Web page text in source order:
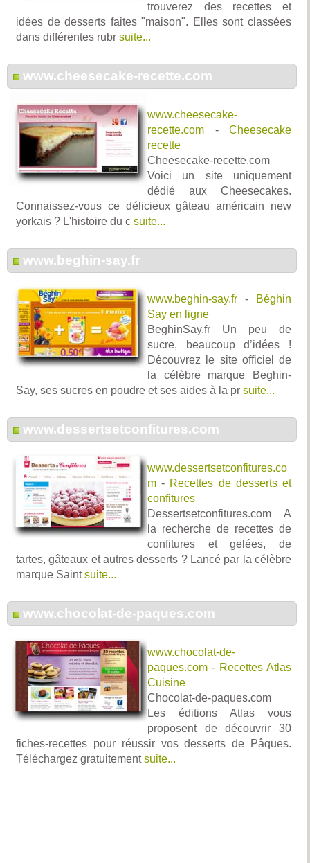
trouverez des recettes et
idées de desserts faites "maison". Elles sont classées
dans différentes rubr suite...
www.cheesecake-recette.com
www.cheesecake-
recette.com - Cheesecake
recette
Cheesecake-recette.com
Voici un site uniquement
dédié aux Cheesecakes.
Connaissez-vous ce délicieux gâteau américain new
yorkais ? L'histoire du c suite...
www.beghin-say.fr
www.beghin-say.fr -
Béghin
Say en ligne
BeghinSay.fr Un peu de
sucre, beaucoup d’idées !
Découvrez le site officiel de
la célèbre marque Beghin-
Say, ses sucres en poudre et ses aides à la pr suite...
www.dessertsetconfitures.com
www.dessertsetconfitures.co
m - Recettes de desserts et
confitures
Dessertsetconfitures.com A
la recherche de recettes de
confitures et gelées, de
tartes, gâteaux et autres desserts ? Lancé par la célèbre
marque Saintsuite...
www.chocolat-de-paques.com
www.chocolat-de-
paques.com - Recettes Atlas
Cuisine
Chocolat-de-paques.com
Les éditions Atlas vous
proposent de découvrir 30
fiches-recettes pour réussir vos desserts de Pâques.
Téléchargez gratuitementsuite...